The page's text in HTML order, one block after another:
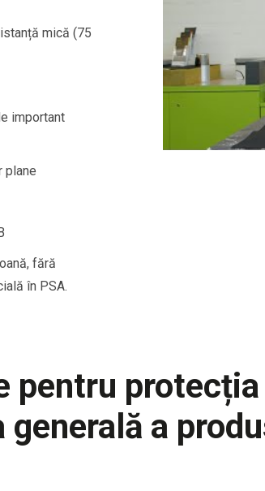
mică (75
important
plane
fără
în PSA.
pentru
generală a